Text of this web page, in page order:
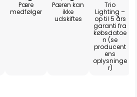
Pære
medfølger
Pæren kan
ikke
udskiftes
Trio
Lighting –
op til 5 års
garanti fra
købsdatoe
n (se
producent
ens
oplysninge
r)